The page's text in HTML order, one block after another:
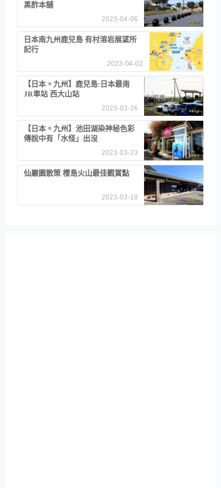
黑酢本舖
2023-04-06
日本南九州鹿兒島 有村溶岩展望所
記行
2023-04-02
【日本。九州】鹿兒島:日本最南
JR車站 西大山站
2023-03-26
【日本。九州】池田湖染神秘色彩
傳說中有「水怪」出沒
2023-03-23
仙巖園散策 櫻島火山最佳觀賞點
2023-03-18